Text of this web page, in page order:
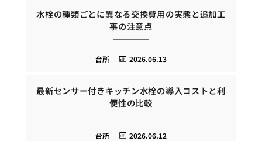
水栓の種類ごとに異なる交換費用の実態と追加工
事の注意点
2026.06.13
台所
最新センサー付きキッチン水栓の導入コストと利
便性の比較
2026.06.12
台所